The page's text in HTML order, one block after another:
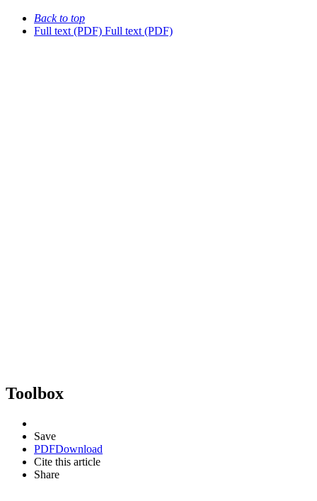
Back to top
Full text (PDF) Full text (PDF)
Toolbox
Save
PDFDownload
Cite this article
Share